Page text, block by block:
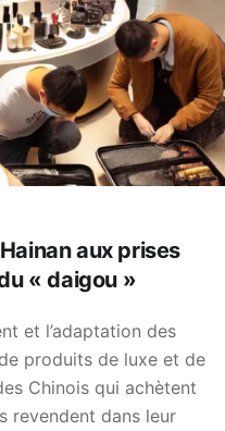
aux prises
« daigou »
et l’adaptation des
produits de luxe et de
Chinois qui achètent
revendent dans leur